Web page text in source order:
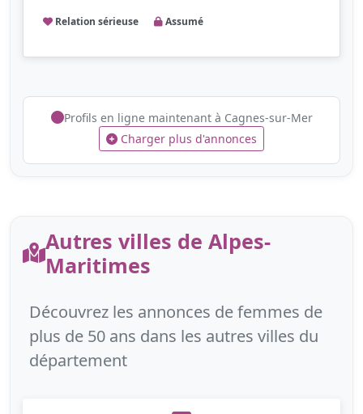
Relation sérieuse Assumé
Profils en ligne maintenant à Cagnes-sur-Mer
Charger plus d'annonces
Autres villes de Alpes-
Maritimes
Découvrez les annonces de femmes de
plus de 50 ans dans les autres villes du
département